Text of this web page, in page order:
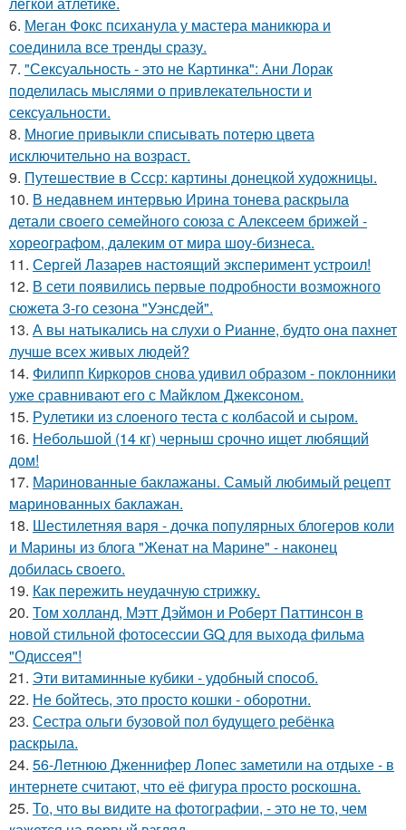
6. Меган Фокс психанула у мастера маникюра и
соединила все тренды сразу.
7. "Сексуальность - это не Картинка": Ани Лорак
поделилась мыслями о привлекательности и
сексуальности.
8. Многие привыкли списывать потерю цвета
исключительно на возраст.
9. Путешествие в Ссср: картины донецкой художницы.
10. В недавнем интервью Ирина тонева раскрыла
детали своего семейного союза с Алексеем брижей -
хореографом, далеким от мира шоу-бизнеса.
11. Сергей Лазарев настоящий эксперимент устроил!
12. В сети появились первые подробности возможного
сюжета 3-го сезона "Уэнсдей".
13. А вы натыкались на слухи о Рианне, будто она пахнет
лучше всех живых людей?
14. Филипп Киркоров снова удивил образом - поклонники
уже сравнивают его с Майклом Джексоном.
15. Рулетики из слоеного теста с колбасой и сыром.
16. Небольшой (14 кг) черныш срочно ищет любящий
дом!
17. Маринованные баклажаны. Самый любимый рецепт
маринованных баклажан.
18. Шестилетняя варя - дочка популярных блогеров коли
и Марины из блога "Женат на Марине" - наконец
добилась своего.
19. Как пережить неудачную стрижку.
20. Том холланд, Мэтт Дэймон и Роберт Паттинсон в
новой стильной фотосессии GQ для выхода фильма
"Одиссея"!
21. Эти витаминные кубики - удобный способ.
22. Не бойтесь, это просто кошки - оборотни.
23. Сестра ольги бузовой пол будущего ребёнка
раскрыла.
24. 56-Летнюю Дженнифер Лопес заметили на отдыхе - в
интернете считают, что её фигура просто роскошна.
25. То, что вы видите на фотографии, - это не то, чем